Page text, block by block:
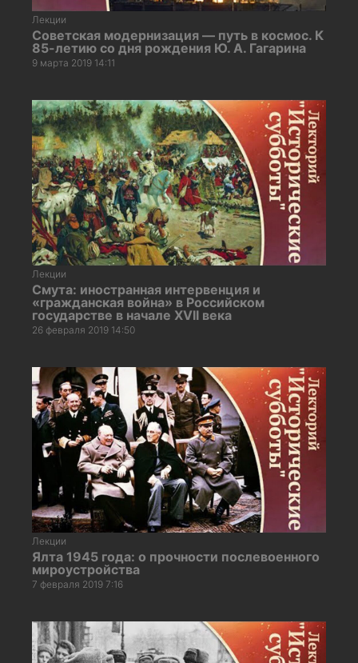
Лекции
Советская модернизация — путь в космос. К
85-летию со дня рождения Ю. А. Гагарина
9 марта 2019 14:11
Лекции
Смута: иностранная интервенция и
«гражданская война» в Российском
государстве в начале XVII века
26 февраля 2019 14:50
Лекции
Ялта 1945 года: о прочности послевоенного
мироустройства
7 февраля 2019 7:16